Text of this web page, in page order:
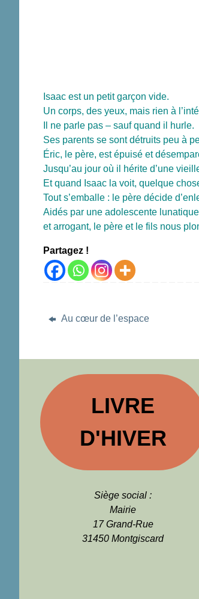
Isaac est un petit garçon vide.
Un corps, des yeux, mais rien à
Il ne parle pas – sauf quand il hurle.
Ses parents se sont détruits peu à
Éric, le père, est épuisé et
Jusqu’au jour où il hérite d’une
Et quand Isaac la voit, quelque
Tout s’emballe : le père décide
Aidés par une adolescente
et arrogant, le père et le fils nous
Partagez !
Au cœur de l’espace
LIVRE
D'HIVER
Siège social :
Mairie
17 Grand-Rue
31450 Montgiscard